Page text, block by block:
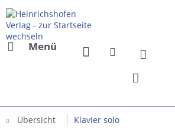
Menü
Übersicht Klavier solo